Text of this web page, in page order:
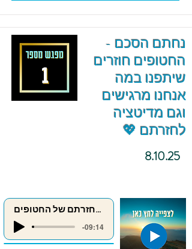
נחתם הסכם -
החטופים חוזרים
שיתפנו במה
אנחנו מרגישים
וגם מדיטציה
לחזרתם 💖
8.10.25
מדיטציה לחזרתם של החטופים
-09:14